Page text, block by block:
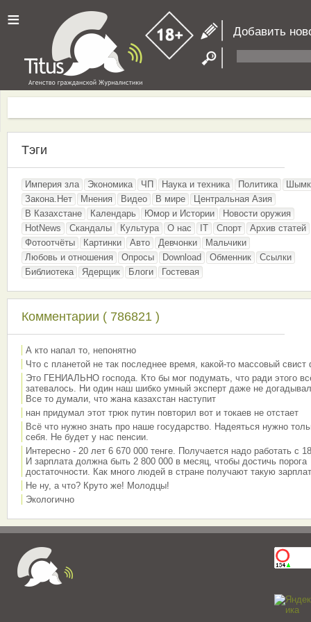
≡ Добавить
Тэги
Империя зла Экономика ЧП Наука и техника Политика
Закона.Нет
Мнения Видео В мире
Центральная Азия
В Казахстане
Календарь Юмор и Истории
Новости оружия
HotNews
Скандалы Культура О нас IT Спорт
Архив статей
Фотоотчёты
Картинки Авто Девчонки
Мальчики
Любовь и отношения
Опросы Download Обменник
Ссылки
Библиотека
Ядерщик Блоги Гостевая
Комментарии ( 786821 )
А кто напал то, непонятно
Что с планетой не так последнее время, какой-то массовый свист
Это ГЕНИАЛЬНО господа. Кто бы мог подумать, что ради этого
затевалось. Ни один наш шибко умный эксперт даже не
Все то думали, что жана казахстан наступит
нан придумал этот трюк путин повторил вот и токаев не отстает
Всё что нужно знать про наше государство. Надеяться нужно
себя. Не будет у нас пенсии.
Интересно - 20 лет 6 670 000 тенге. Получается надо работать с
И зарплата должна быть 2 800 000 в месяц, чтобы достичь порога
достаточности. Как много людей в стране получают такую
Не ну, а что? Круто же! Молодцы!
Экологично